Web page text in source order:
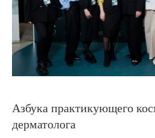
Азбука практикующего
дерматолога